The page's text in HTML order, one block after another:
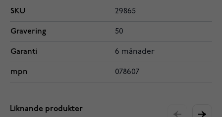
SKU 29865
Gravering 50
Garanti 6 månader
mpn 078607
Liknande produkter